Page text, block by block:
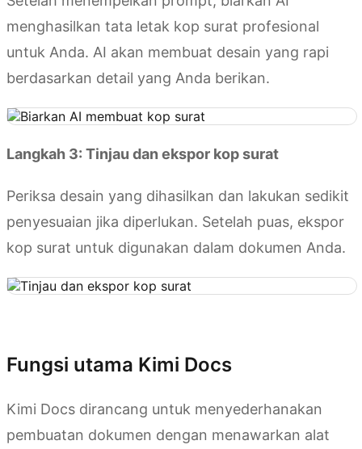
menghasilkan tata letak kop surat profesional
untuk Anda. AI akan membuat desain yang rapi
berdasarkan detail yang Anda berikan.
Langkah 3: Tinjau dan ekspor kop surat
Periksa desain yang dihasilkan dan lakukan sedikit
penyesuaian jika diperlukan. Setelah puas, ekspor
kop surat untuk digunakan dalam dokumen Anda.
Fungsi utama Kimi Docs
Kimi Docs dirancang untuk menyederhanakan
pembuatan dokumen dengan menawarkan alat